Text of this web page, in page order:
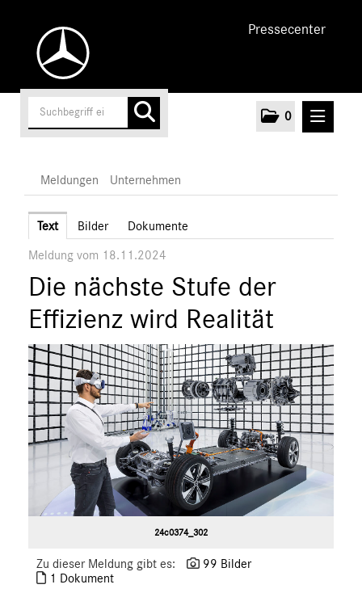
Pressecenter
0
Unternehmen
Marken & Produkte
MEDIA
ÜBER UNS
ANSPRECHPARTNER
Meldungen Unternehmen
Text Bilder Dokumente
Meldung vom 18.11.2024
Die nächste Stufe der
Effizienz wird Realität
24c0374_302
Zu dieser Meldung gibt es:
99 Bilder
1 Dokument